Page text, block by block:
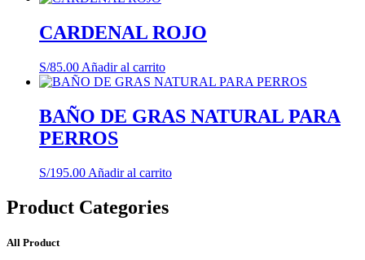
CARDENAL ROJO
S/85.00 Añadir al carrito
BAÑO DE GRAS NATURAL PARA
PERROS
S/195.00 Añadir al carrito
Product Categories
All Product